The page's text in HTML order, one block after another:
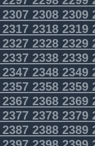
23082309
23182319
23282329
23382339
23482349
23582359
23682369
23782379
23882389